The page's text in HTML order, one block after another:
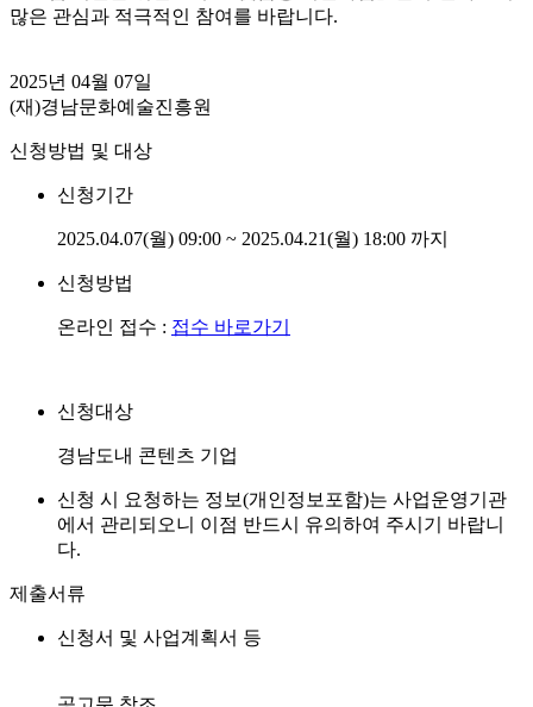
많은 관심과 적극적인 참여를 바랍니다.
2025년 04월 07일
(재)경남문화예술진흥원
신청방법 및 대상
신청기간
2025.04.07(월) 09:00 ~ 2025.04.21(월) 18:00 까지
신청방법
온라인 접수 : 접수 바로가기
신청대상
경남도내 콘텐츠 기업
신청 시 요청하는 정보(개인정보포함)는 사업운영기관
에서 관리되오니 이점 반드시 유의하여 주시기 바랍니
다.
제출서류
신청서 및 사업계획서 등